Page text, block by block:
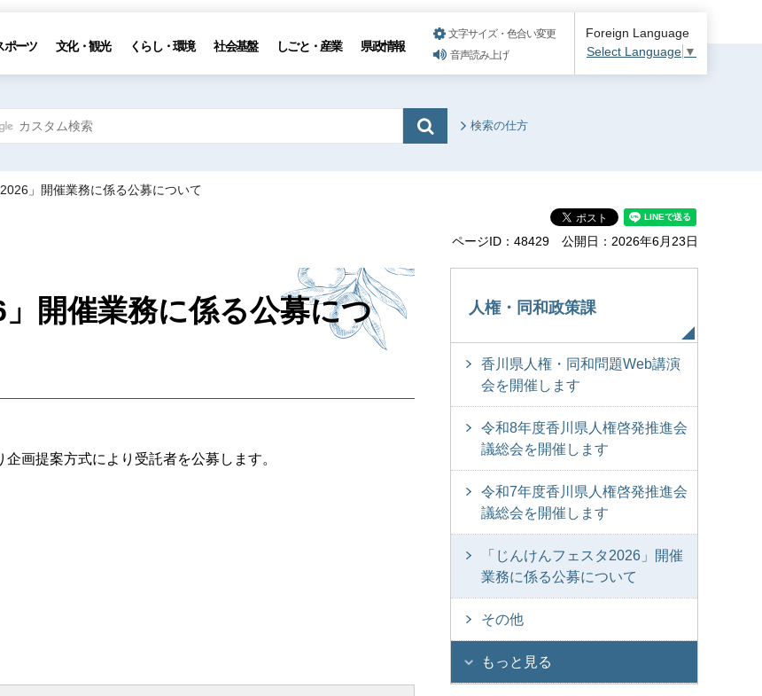
ポーツ 文化・観光 くらし・環境 社会基盤 しごと・産業 県政情報
文字サイズ・色合い変更
音声読み上げ
Foreign Language
Select Language ▼
検索の仕方
」開催業務に係る公募について
ページID：48429 公開日：2026年6月23日
開催業務に係る公募につ
画提案方式により受託者を公募します。
人権・同和政策課
香川県人権・同和問題Web講演
会を開催します
令和8年度香川県人権啓発推進会
議総会を開催します
令和7年度香川県人権啓発推進会
議総会を開催します
「じんけんフェスタ2026」開催
業務に係る公募について
その他
もっと見る